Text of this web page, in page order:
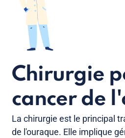
Chirurgie
cancer de
La chirurgie est le principal
de l'ouraque. Elle implique